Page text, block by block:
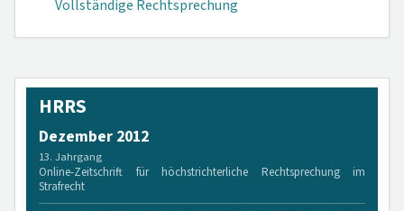
Vollständige Rechtsprechung
HRRS
Dezember 2012
13. Jahrgang
Online-Zeitschrift für höchstrichterliche Rechtsprechung im
Strafrecht